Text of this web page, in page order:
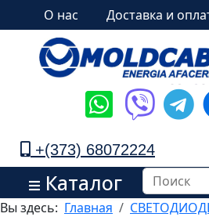
О нас Доставка и
+(373) 68072224
Каталог
Вы здесь: Главная